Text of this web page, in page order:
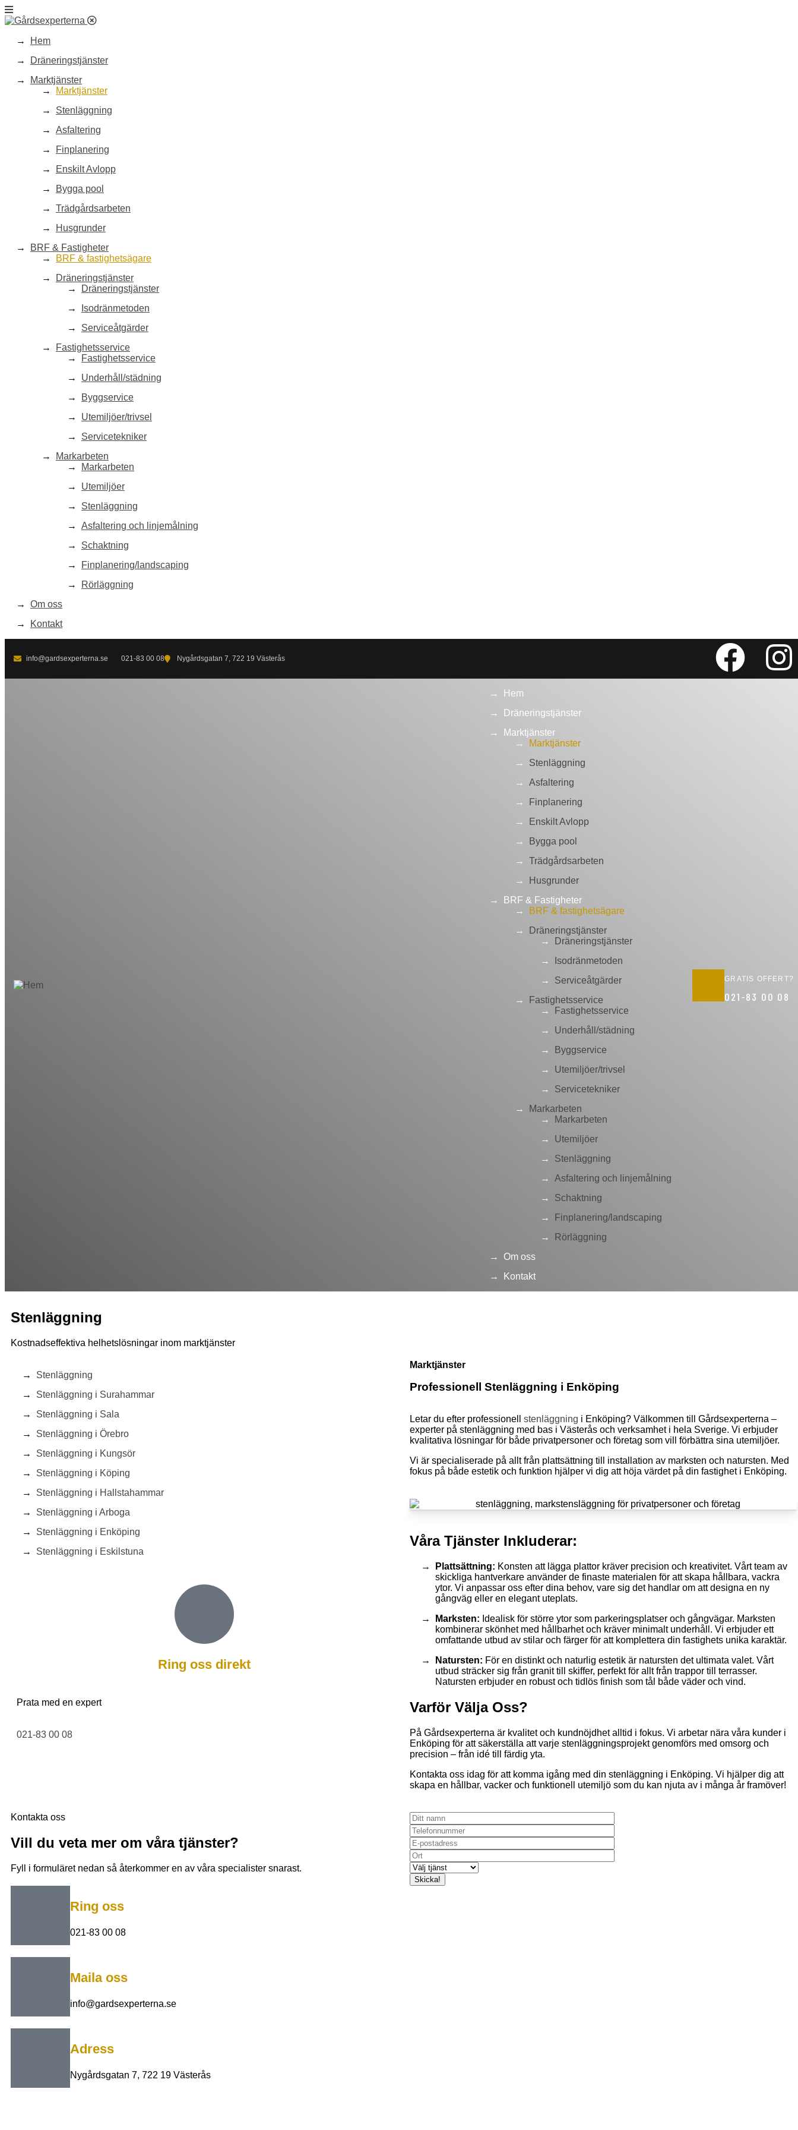
Hem
Dräneringstjänster
Marktjänster
Marktjänster
Stenläggning
Asfaltering
Finplanering
Enskilt Avlopp
Bygga pool
Trädgårdsarbeten
Husgrunder
BRF & Fastigheter
BRF & fastighetsägare
Dräneringstjänster
Dräneringstjänster
Isodränmetoden
Serviceåtgärder
Fastighetsservice
Fastighetsservice
Underhåll/städning
Byggservice
Utemiljöer/trivsel
Servicetekniker
Markarbeten
Markarbeten
Utemiljöer
Stenläggning
Asfaltering och linjemålning
Schaktning
Finplanering/landscaping
Rörläggning
Om oss
Kontakt
info@gardsexperterna.se 021-83 00 08 Nygårdsgatan 7, 722 19 Västerås
Hem
Dräneringstjänster
Marktjänster
Marktjänster
Stenläggning
Asfaltering
Finplanering
Enskilt Avlopp
Bygga pool
Trädgårdsarbeten
Husgrunder
BRF & Fastigheter
BRF & fastighetsägare
Dräneringstjänster
Dräneringstjänster
Isodränmetoden
Serviceåtgärder
Fastighetsservice
Fastighetsservice
Underhåll/städning
Byggservice
Utemiljöer/trivsel
Servicetekniker
Markarbeten
Markarbeten
Utemiljöer
Stenläggning
Asfaltering och linjemålning
Schaktning
Finplanering/landscaping
Rörläggning
Om oss
Kontakt
GRATIS OFFERT?
021-83 00 08
Stenläggning
Kostnadseffektiva helhetslösningar inom marktjänster
Stenläggning
Stenläggning i Surahammar
Stenläggning i Sala
Stenläggning i Örebro
Stenläggning i Kungsör
Stenläggning i Köping
Stenläggning i Hallstahammar
Stenläggning i Arboga
Stenläggning i Enköping
Stenläggning i Eskilstuna
Ring oss direkt
Prata med en expert
021-83 00 08
Marktjänster
Professionell Stenläggning i Enköping
Letar du efter professionell stenläggning i Enköping? Välkommen till Gårdsexperterna –
experter på stenläggning med bas i Västerås och verksamhet i hela Sverige. Vi erbjuder
kvalitativa lösningar för både privatpersoner och företag som vill förbättra sina utemiljöer.
Vi är specialiserade på allt från plattsättning till installation av marksten och natursten. Med
fokus på både estetik och funktion hjälper vi dig att höja värdet på din fastighet i Enköping.
Våra Tjänster Inkluderar:
Plattsättning: Konsten att lägga plattor kräver precision och kreativitet. Vårt team av
skickliga hantverkare använder de finaste materialen för att skapa hållbara, vackra
ytor. Vi anpassar oss efter dina behov, vare sig det handlar om att designa en ny
gångväg eller en elegant uteplats.
Marksten: Idealisk för större ytor som parkeringsplatser och gångvägar. Marksten
kombinerar skönhet med hållbarhet och kräver minimalt underhåll. Vi erbjuder ett
omfattande utbud av stilar och färger för att komplettera din fastighets unika karaktär.
Natursten: För en distinkt och naturlig estetik är natursten det ultimata valet. Vårt
utbud sträcker sig från granit till skiffer, perfekt för allt från trappor till terrasser.
Natursten erbjuder en robust och tidlös finish som tål både väder och vind.
Varför Välja Oss?
På Gårdsexperterna är kvalitet och kundnöjdhet alltid i fokus. Vi arbetar nära våra kunder i
Enköping för att säkerställa att varje stenläggningsprojekt genomförs med omsorg och
precision – från idé till färdig yta.
Kontakta oss idag för att komma igång med din stenläggning i Enköping. Vi hjälper dig att
skapa en hållbar, vacker och funktionell utemiljö som du kan njuta av i många år framöver!
Kontakta oss
Vill du veta mer om våra tjänster?
Fyll i formuläret nedan så återkommer en av våra specialister snarast.
Ring oss
021-83 00 08
Maila oss
info@gardsexperterna.se
Adress
Nygårdsgatan 7, 722 19 Västerås